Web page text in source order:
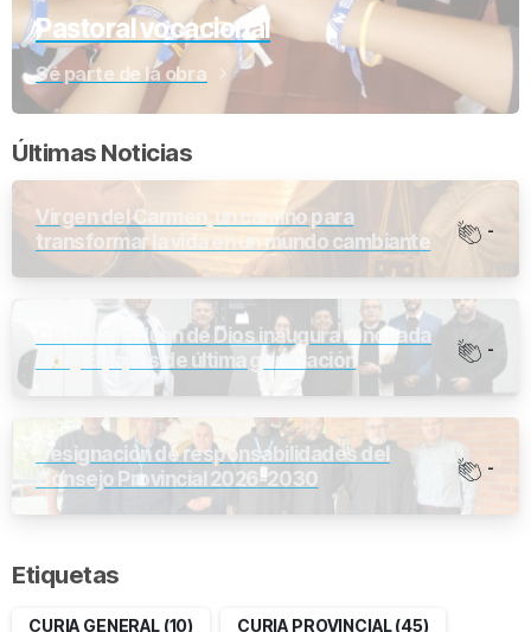
Pastoral vocacional
Sé parte de la obra
Últimas Noticias
Virgen del Carmen, un camino para
transformar la vida en un mundo cambiante
-
Clínica San Juan de Dios inaugura renovada
UCI y Equipos de última generación
-
Designación de responsabilidades del
Consejo Provincial 2026-2030
-
Etiquetas
CURIA GENERAL(10) CURIA PROVINCIAL(45)